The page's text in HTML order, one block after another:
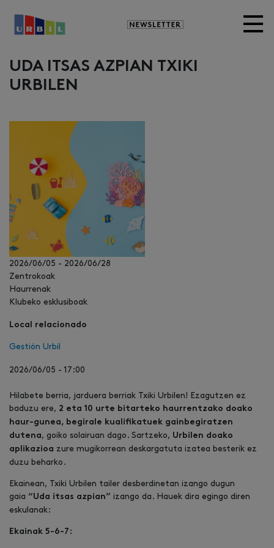
Newsletter
UDA ITSAS AZPIAN TXIKI
URBILEN
2026/06/05 - 2026/06/28
Zentrokoak
Haurrenak
Klubeko esklusiboak
Local relacionado
Gestión Urbil
2026/06/05 - 17:00
Hilabete berria, jarduera berriak Txiki Urbilen! Ezagutzen ez
baduzu ere, 2 eta 10 urte bitarteko haurrentzako doako
haur-gunea, begirale kualifikatuek gainbegiratzen
dutena, goiko solairuan dago. Sartzeko, Urbilen doako
aplikazioa zure mugikorrean deskargatuta izatea besterik ez
duzu beharko.
Ekainean, Txiki Urbilen tailer desberdinetan izango dugun
gaia “Uda itsas azpian” izango da. Hauek dira egingo diren
eskulanak:
Ekainak 5-6-7: